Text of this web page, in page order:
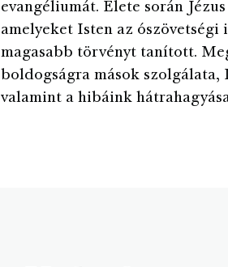
evangéliumát. Élete során
amelyeket Isten az
magasabb törvényt tanított.
boldogságra mások
valamint a hibáink